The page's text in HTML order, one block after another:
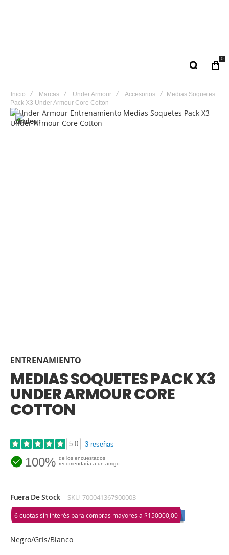
0
Inicio Marcas Under Armour Accesorios
Medias Soquetes
Pack X3 Under Armour Core Cotton
ENTRENAMIENTO
MEDIAS SOQUETES PACK X3
UNDER ARMOUR CORE
COTTON
5.0 3 reseñas
100% de los encuestados
recomendaría a un amigo.
Fuera De Stock SKU 700041367900003
6 cuotas sin interés para compras mayores a $150000,00
Negro/Gris/Blanco